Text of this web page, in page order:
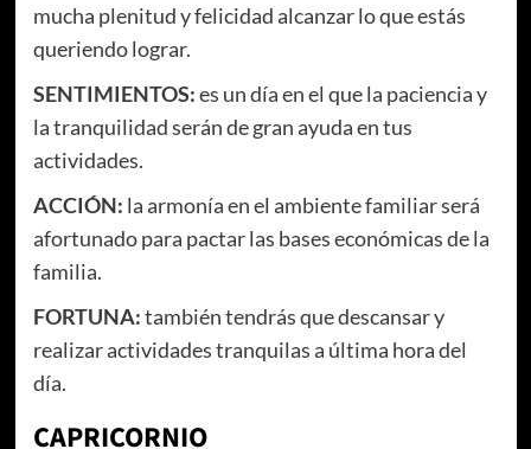
mucha plenitud y felicidad alcanzar lo que estás
queriendo lograr.
SENTIMIENTOS:es un día en el que la paciencia y
la tranquilidad serán de gran ayuda en tus
actividades.
ACCIÓN: la armonía en el ambiente familiar será
afortunado para pactar las bases económicas de la
familia.
FORTUNA:también tendrás que descansar y
realizar actividades tranquilas a última hora del
día.
CAPRICORNIO